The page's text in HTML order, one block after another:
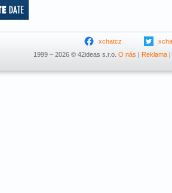
xchatcz
1999 – 2026 © 42ideas s.r.o. O nás | Reklama|